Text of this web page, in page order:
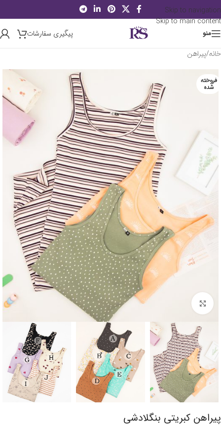
Skip to navigation
Skip to main content
منو
پیگیری سفارشات
خانه/پیراهن
فروخته
شده
برای بزرگنمایی کلیک کنید
پیراهن کبریتی بنگلادشی